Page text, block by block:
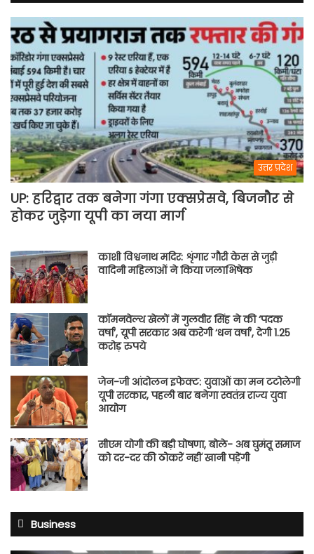
उत्तर प्रदेश
UP: हरिद्वार तक बनेगा गंगा एक्सप्रेसवे, बिजनौर से
होकर जुड़ेगा यूपी का नया मार्ग
काशी विश्वनाथ मदिर: शृंगार गौरी केस से जुड़ी
वादिनी महिलाओं ने किया जलाभिषेक
कॉमनवेल्थ खेलों में गुलवीर सिंह ने की ‘पदक
वर्षा’, यूपी सरकार अब करेगी ‘धन वर्षा’, देगी 1.25
करोड़ रुपये
जेन-जी आंदोलन इफेक्ट: युवाओं का मन टटोलेगी
यूपी सरकार, पहली बार बनेगा स्वतंत्र राज्य युवा
आयोग
सीएम योगी की बड़ी घोषणा, बोले- अब घुमंतू समाज
को दर-दर की ठोकरें नहीं खानी पड़ेंगी
Business